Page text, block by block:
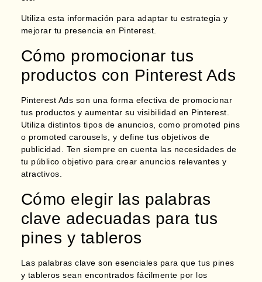
Utiliza esta información para adaptar tu estrategia y
mejorar tu presencia en Pinterest.
Cómo promocionar tus
productos con Pinterest Ads
Pinterest Ads son una forma efectiva de promocionar
tus productos y aumentar su visibilidad en Pinterest.
Utiliza distintos tipos de anuncios, como promoted pins
o promoted carousels, y define tus objetivos de
publicidad. Ten siempre en cuenta las necesidades de
tu público objetivo para crear anuncios relevantes y
atractivos.
Cómo elegir las palabras
clave adecuadas para tus
pines y tableros
Las palabras clave son esenciales para que tus pines
y tableros sean encontrados fácilmente por los